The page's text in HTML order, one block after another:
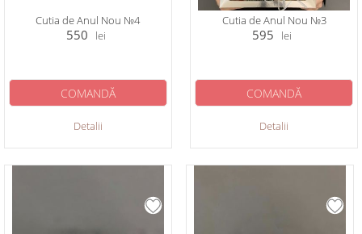
Cutia de Anul Nou №4
550 lei
Detalii
COMANDĂ
Cutia de Anul Nou №3
595 lei
Detalii
COMANDĂ